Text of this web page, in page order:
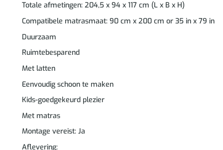
Totale afmetingen: 204,5 x 94 x 117 cm (L x B x H)
Compatibele matrasmaat: 90 cm x 200 cm or 35 in x 79 in
Duurzaam
Ruimtebesparend
Met latten
Eenvoudig schoon te maken
Kids-goedgekeurd plezier
Met matras
Montage vereist: Ja
Aflevering: